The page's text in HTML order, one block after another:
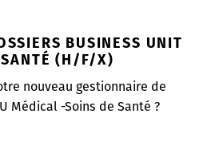
BUSINESS UNIT
(H/F/X)
nouveau gestionnaire de
Médical -Soins de Santé ?